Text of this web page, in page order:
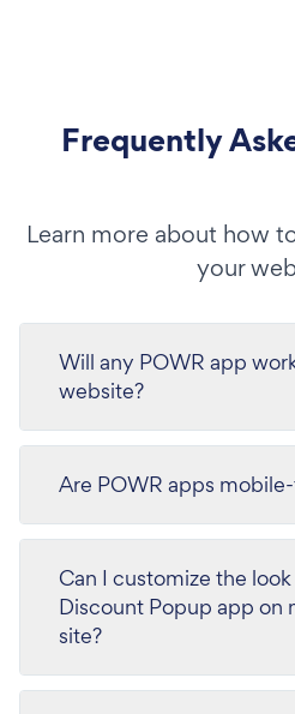
Frequently
Learn more about how
your
Will any POWR app
website?
Are POWR apps
Can I customize the
Discount Popup app on
site?